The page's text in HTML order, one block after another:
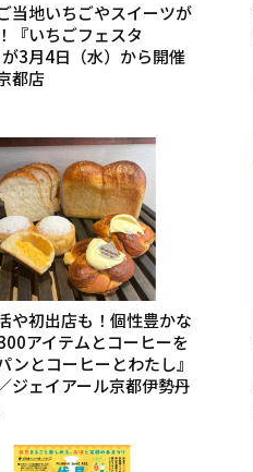
当地いちごやスイーツが
『いちごフェスタ
3月4日（水）から開催
都店
や初出店も！個性豊かな
アイテムとコーヒーを
ンとコーヒーとわたし』
ジェイアール京都伊勢丹